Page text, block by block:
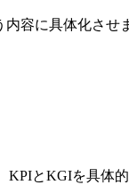
容に具体化させ
とKGIを具体